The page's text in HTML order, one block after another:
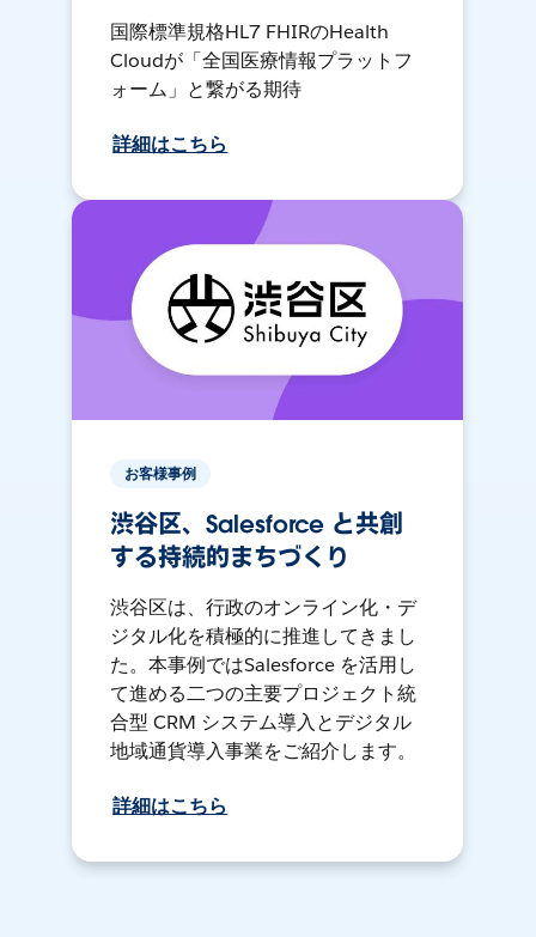
国際標準規格HL7 FHIRのHealth
Cloudが「全国医療情報プラットフ
ォーム」と繋がる期待
詳細はこちら
お客様事例
渋谷区、Salesforce と共創
する持続的まちづくり
渋谷区は、行政のオンライン化・デ
ジタル化を積極的に推進してきまし
た。本事例ではSalesforce を活用し
て進める二つの主要プロジェクト統
合型 CRM システム導入とデジタル
地域通貨導入事業をご紹介します。
詳細はこちら